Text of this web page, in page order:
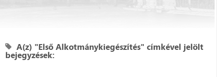
A(z) "Első Alkotmánykiegészítés" címkével jelölt
bejegyzések: